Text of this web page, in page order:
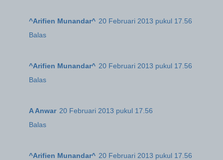
^Arifien Munandar^ 20 Februari 2013 pukul 17.56
Balas
^Arifien Munandar^ 20 Februari 2013 pukul 17.56
Balas
A Anwar 20 Februari 2013 pukul 17.56
Balas
^Arifien Munandar^ 20 Februari 2013 pukul 17.56